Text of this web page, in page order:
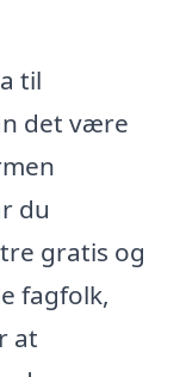
til
det være
du
gratis og
fagfolk,
at